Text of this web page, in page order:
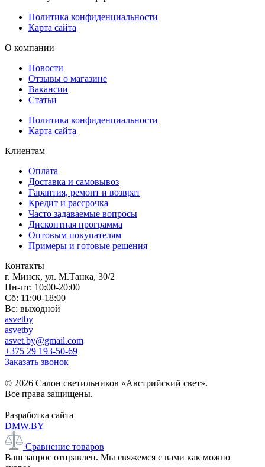
Политика конфиденциальности
Карта сайта
О компании
Новости
Отзывы о магазине
Вакансии
Статьи
Политика конфиденциальности
Карта сайта
Клиентам
Оплата
Доставка и самовывоз
Гарантия, ремонт и возврат
Кредит и рассрочка
Часто задаваемые вопросы
Дисконтная программа
Оптовым покупателям
Примеры и готовые решения
Контакты
г. Минск, ул. М.Танка, 30/2
Пн-пт: 10:00-20:00
Сб: 11:00-18:00
Вс: выходной
asvetby
asvetby
asvet.by@gmail.com
+375 29 193-50-69
Заказать звонок
© 2026 Салон светильников «Австрийский свет».
Все права защищены.
Разработка сайта
DMW.BY
Сравнение товаров
Ваш запрос отправлен. Мы свяжемся с вами как можно